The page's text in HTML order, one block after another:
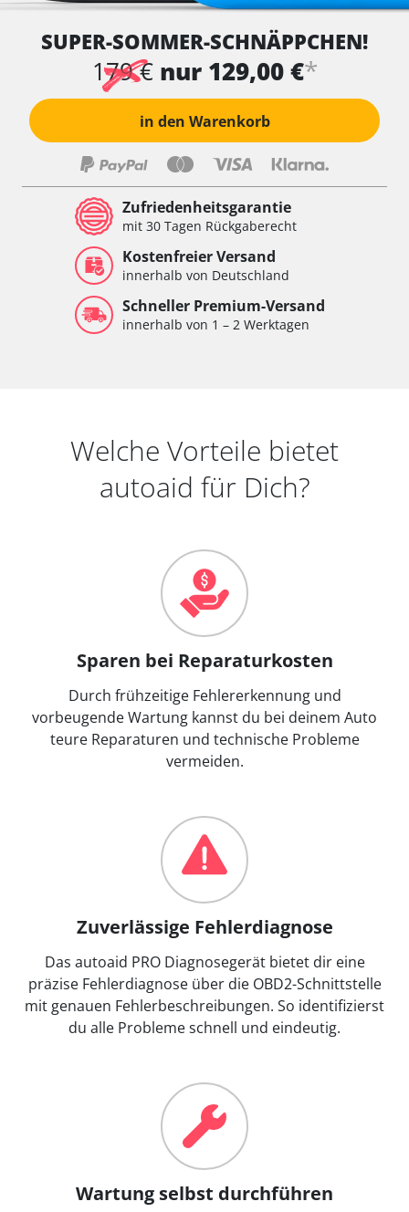
Wegfahrsperre
Wischersteuerung
Xenon links
Xenon rechts
Zentrale Bedieneinheit
Zentralelektronik
Zentralelektronik hinten
Zentralelektronik vorne
Zentralelektronik vorne Beifahrer
Zentralelektronik vorne Fahrer
Verfügbarkeit abhängig von Modell, Motorisierung, Ausstattung
und Konfiguration
SUPER-SOMMER-SCHNÄPPCHEN!
179 € nur 129,00 €*
in den Warenkorb
Zufriedenheitsgarantie
mit 30 Tagen Rückgaberecht
Kostenfreier Versand
innerhalb von Deutschland
Schneller Premium-Versand
innerhalb von 1 – 2 Werktagen
Welche Vorteile bietet
autoaid für Dich?
Sparen bei Reparaturkosten
Durch frühzeitige Fehlererkennung und
vorbeugende Wartung kannst du bei deinem Auto
teure Reparaturen und technische Probleme
vermeiden.
Zuverlässige Fehlerdiagnose
Das autoaid PRO Diagnosegerät bietet dir eine
präzise Fehlerdiagnose über die OBD2-Schnittstelle
mit genauen Fehlerbeschreibungen. So identifizierst
du alle Probleme schnell und eindeutig.
Wartung selbst durchführen